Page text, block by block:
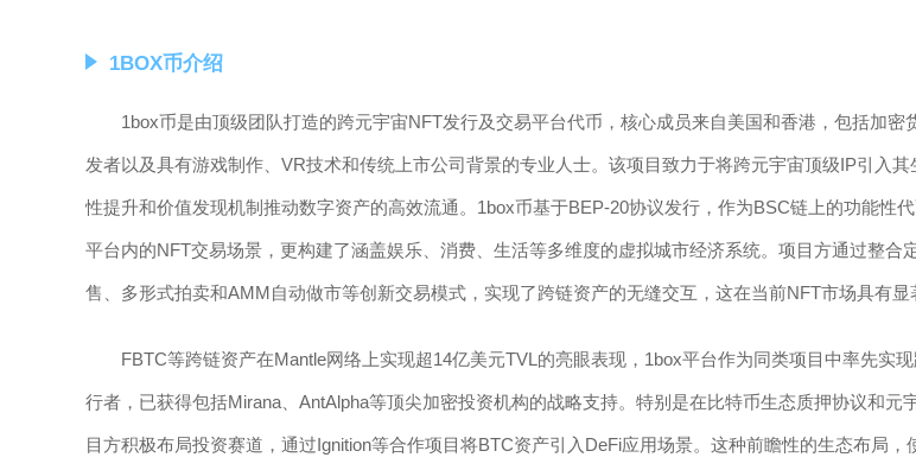
1BOX币介绍
1box币是由顶级团队打造的跨元宇宙NFT发行及交易平台代币，核心成员来自美国和香港，包括加密
发者以及具有游戏制作、VR技术和传统上市公司背景的专业人士。该项目致力于将跨元宇宙顶级IP引入
性提升和价值发现机制推动数字资产的高效流通。1box币基于BEP-20协议发行，作为BSC链上的功能性
平台内的NFT交易场景，更构建了涵盖娱乐、消费、生活等多维度的虚拟城市经济系统。项目方通过整合
售、多形式拍卖和AMM自动做市等创新交易模式，实现了跨链资产的无缝交互，这在当前NFT市场具有显
FBTC等跨链资产在Mantle网络上实现超14亿美元TVL的亮眼表现，1box平台作为同类项目中率先实
行者，已获得包括Mirana、AntAlpha等顶尖加密投资机构的战略支持。特别是在比特币生态质押协议和元
目方积极布局投资赛道，通过Ignition等合作项目将BTC资产引入DeFi应用场景。这种前瞻性的生态布局，